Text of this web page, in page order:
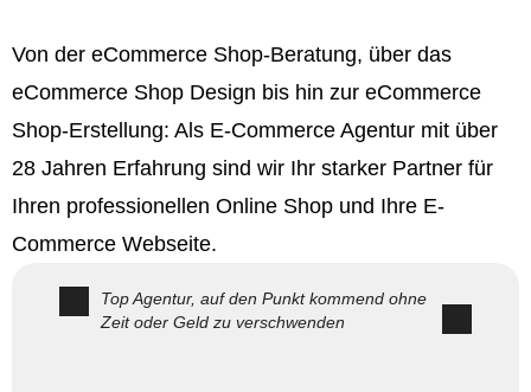
Von der eCommerce Shop-Beratung, über das
eCommerce Shop Design bis hin zur eCommerce
Shop-Erstellung: Als E-Commerce Agentur mit über
28 Jahren Erfahrung sind wir Ihr starker Partner für
Ihren professionellen Online Shop und Ihre E-
Commerce Webseite.
Top Agentur, auf den Punkt kommend ohne
Zeit oder Geld zu verschwenden